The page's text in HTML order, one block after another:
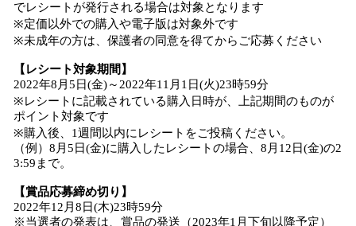
でレシートが発行される場合は対象となります
※定価以外での購入や電子版は対象外です
※未成年の方は、保護者の同意を得てからご応募ください
【レシート対象期間】
2022年8月5日(金)～2022年11月1日(火)23時59分
※レシートに記載されている購入日時が、上記期間のものが
ポイント対象です
※購入後、1週間以内にレシートをご投稿ください。
（例）8月5日(金)に購入したレシートの場合、8月12日(金)の2
3:59まで。
【賞品応募締め切り】
2022年12月8日(木)23時59分
※当選者の発表は、賞品の発送（2023年1月下旬以降予定）